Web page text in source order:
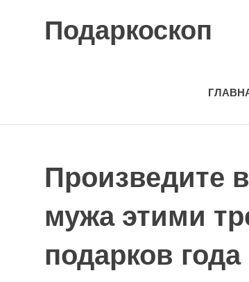
Подаркоскоп
Произведите
мужа этими
подарков года